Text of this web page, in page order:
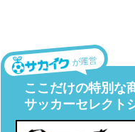
が運営
ここだけの特別な
サッカーセレクト